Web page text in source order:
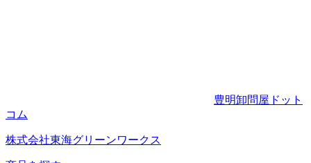
豊明卸問屋ドット
コム
株式会社東海グリーンワークス